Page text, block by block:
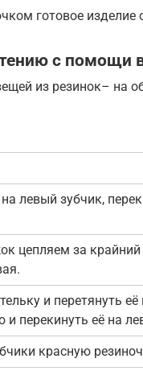
готовое изделие
с помощи
из резинок– на
левый зубчик,
цепляем за
и перетянуть
и перекинуть её на
красную